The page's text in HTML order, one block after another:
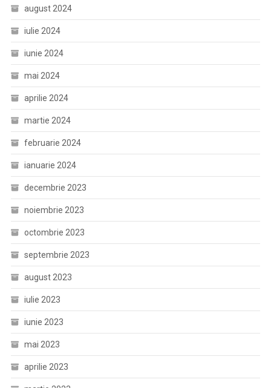
august 2024
iulie 2024
iunie 2024
mai 2024
aprilie 2024
martie 2024
februarie 2024
ianuarie 2024
decembrie 2023
noiembrie 2023
octombrie 2023
septembrie 2023
august 2023
iulie 2023
iunie 2023
mai 2023
aprilie 2023